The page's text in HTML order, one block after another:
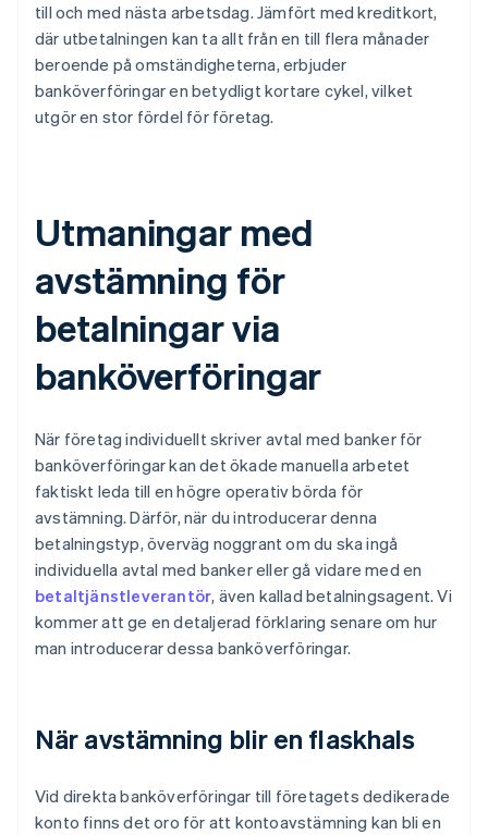
till och med nästa arbetsdag. Jämfört med kreditkort,
där utbetalningen kan ta allt från en till flera månader
beroende på omständigheterna, erbjuder
banköverföringar en betydligt kortare cykel, vilket
utgör en stor fördel för företag.
Utmaningar med
avstämning för
betalningar via
banköverföringar
När företag individuellt skriver avtal med banker för
banköverföringar kan det ökade manuella arbetet
faktiskt leda till en högre operativ börda för
avstämning. Därför, när du introducerar denna
betalningstyp, överväg noggrant om du ska ingå
individuella avtal med banker eller gå vidare med en
betaltjänstleverantör, även kallad betalningsagent. Vi
kommer att ge en detaljerad förklaring senare om hur
man introducerar dessa banköverföringar.
När avstämning blir en flaskhals
Vid direkta banköverföringar till företagets dedikerade
konto finns det oro för att kontoavstämning kan bli en